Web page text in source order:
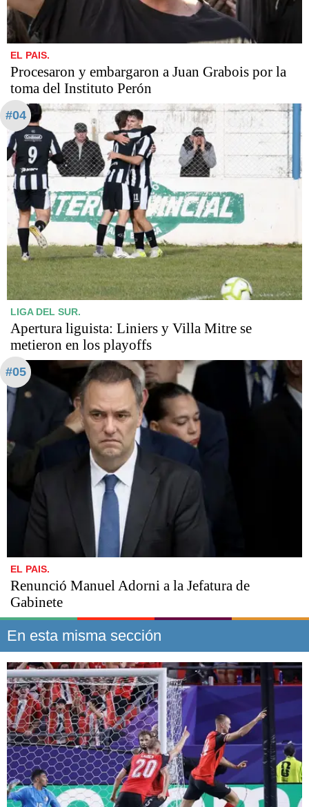
EL PAIS.
Procesaron y embargaron a Juan Grabois por la
toma del Instituto Perón
#04
LIGA DEL SUR.
Apertura liguista: Liniers y Villa Mitre se
metieron en los playoffs
#05
EL PAIS.
Renunció Manuel Adorni a la Jefatura de
Gabinete
En esta misma sección